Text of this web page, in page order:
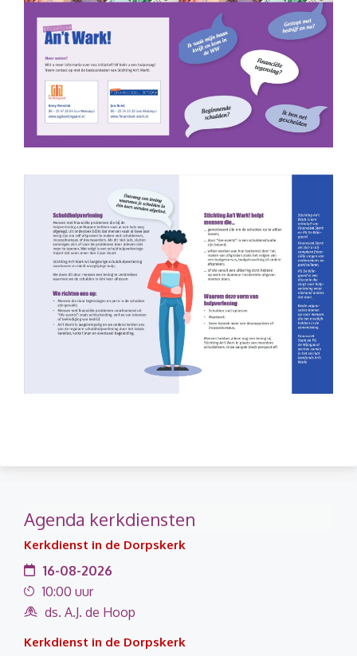
Agenda kerkdiensten
Kerkdienst in de Dorpskerk
16-08-2026
10:00 uur
ds. A.J. de Hoop
Kerkdienst in de Dorpskerk